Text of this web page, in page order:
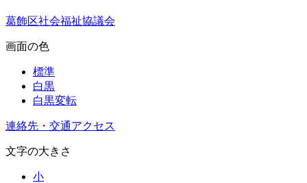
葛飾区社会福祉協議会
画面の色
標準
白黒
白黒変転
連絡先・交通アクセス
文字の大きさ
小